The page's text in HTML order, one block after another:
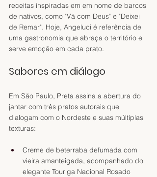
receitas inspiradas em em nome de barcos
de nativos, como "Vá com Deus" e "Deixei
de Remar". Hoje, Angeluci é referência de
uma gastronomia que abraça o território e
serve emoção em cada prato.
Sabores em diálogo
Em São Paulo, Preta assina a abertura do
jantar com três pratos autorais que
dialogam com o Nordeste e suas múltiplas
texturas:
Creme de beterraba defumada com
vieira amanteigada, acompanhado do
elegante Touriga Nacional Rosado